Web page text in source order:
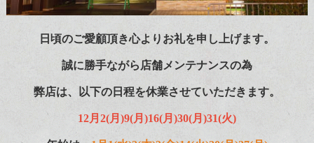
日頃のご愛顧頂き心よりお礼を申し上げます。
誠に勝手ながら店舗メンテナンスの為
弊店は、以下の日程を休業させていただきます。
12月2(月)9(月)16(月)30(月)31(火)